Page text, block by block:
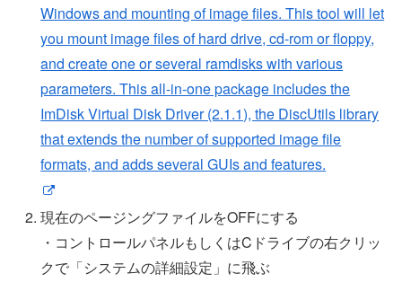
Windows and mounting of image files. This tool will let
you mount image files of hard drive, cd-rom or floppy,
and create one or several ramdisks with various
parameters. This all-in-one package includes the
ImDisk Virtual Disk Driver (2.1.1), the DiscUtils library
that extends the number of supported image file
formats, and adds several GUIs and features.
現在のページングファイルをOFFにする
・コントロールパネルもしくはCドライブの右クリッ
クで「システムの詳細設定」に飛ぶ